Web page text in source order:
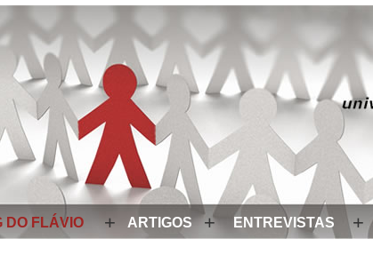
DO FLÁVIO + ARTIGOS + ENTREVISTAS +